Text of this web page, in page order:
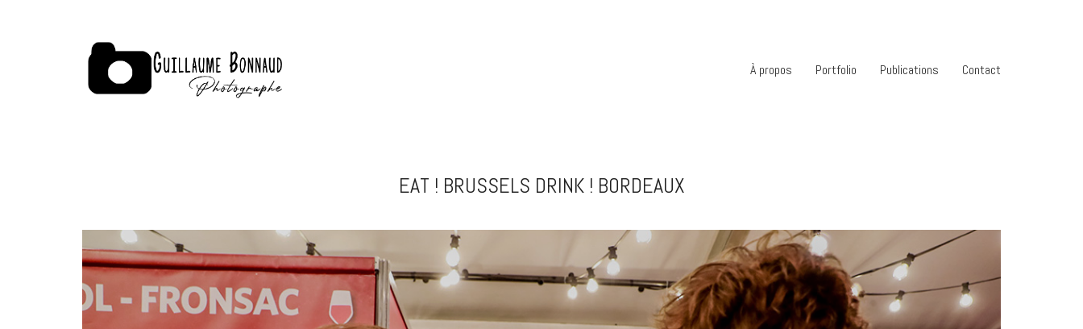
À propos Portfolio Publications Contact
EAT ! BRUSSELS DRINK ! BORDEAUX